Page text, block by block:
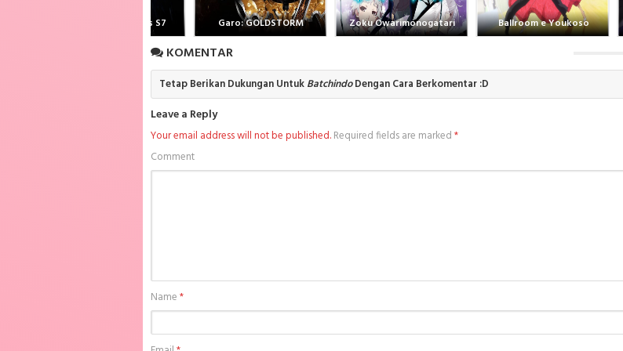
Garo: GOLDSTORM Zoku Owarimonogatari Ballroom e Youkoso
Game of Thrones S7
KOMENTAR
Tetap Berikan Dukungan UntukBatchindoDengan Cara Berkomentar :D
Leave a Reply
Your email address will not be published.Required fields are marked*
Comment
Name*